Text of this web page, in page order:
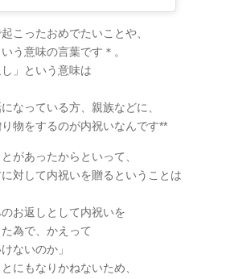
こったおめでたいことや、
う意味の言葉です＊。
」という意味は
なっている方、親族などに、
物をするのが内祝いなんです**
があったからといって、
対して内祝いを贈るということは
お返しとして内祝いを
為で、かえって
ないのか」
にもなりかねないため、